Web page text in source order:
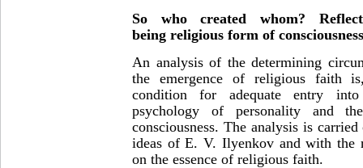
So who created whom?
being religious form of consciousness
An analysis of the determining
the emergence of religious faith
condition for adequate entry
psychology of personality and
consciousness. The analysis is
ideas of E. V. Ilyenkov and with the
on the essence of religious faith.